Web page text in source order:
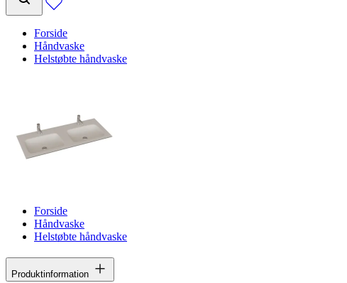
Forside
Håndvaske
Helstøbte håndvaske
Forside
Håndvaske
Helstøbte håndvaske
Produktinformation